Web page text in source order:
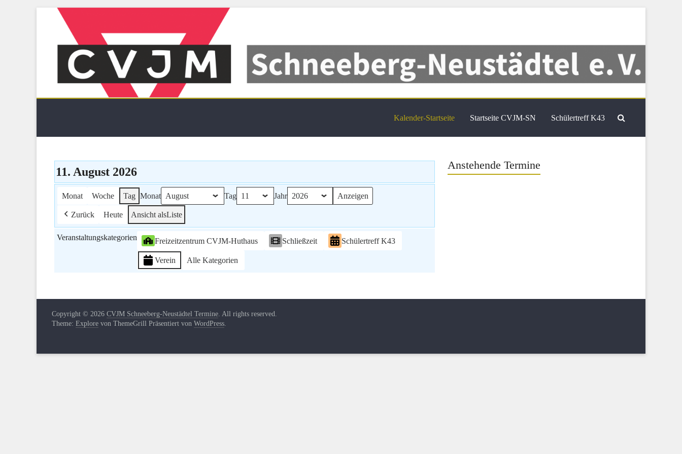
Kalender-Startseite Startseite CVJM-SN Schülertreff K43
11. August 2026
Monat Woche Tag Monat Tag Jahr
Zurück Heute Ansicht alsListe
Veranstaltungskategorien Freizeitzentrum CVJM-Huthaus Schließzeit Schülertreff K43
Verein Alle Kategorien
Anstehende Termine
Copyright © 2026 CVJM Schneeberg-Neustädtel Termine . All rights reserved.
Theme: Explore von ThemeGrill Präsentiert von WordPress